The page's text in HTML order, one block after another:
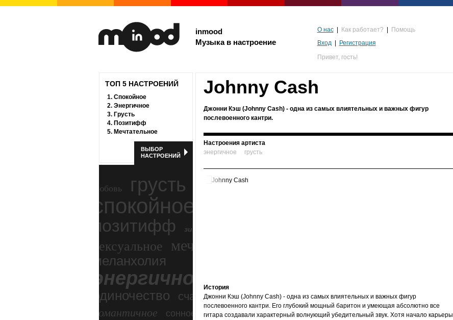
inmood
Музыка в настроение
О нас Как работает?
Помощь
Вход
Регистрация
Привет, гость!
ТОП 5 НАСТРОЕНИЙ
1. Спокойное
2. Энергичное
3. Грусть
4. Позитифф
5. Мечтательное
ВЫБОР
НАСТРОЕНИЙ
любовь грусть
спокойное
позитифф зимний экстрим
сексуальное мечтательное
меланхолия
энергичное
одиночество счастье
романтичное сонное
Johnny Cash
Джонни Кэш (Johnny Cash) - одна из самых влиятельных и важных фигур
послевоенного кантри.
Настроения артиста
энергичное
грусть
История
Джонни Кэш (Johnny Cash) - одна из самых влиятельных и важных фигур
послевоенного кантри. Его глубокий мощный баритон и умеющая абсолютно все
гитара создавали характерный волнующий убедительный звук. Хотя начало карьеры